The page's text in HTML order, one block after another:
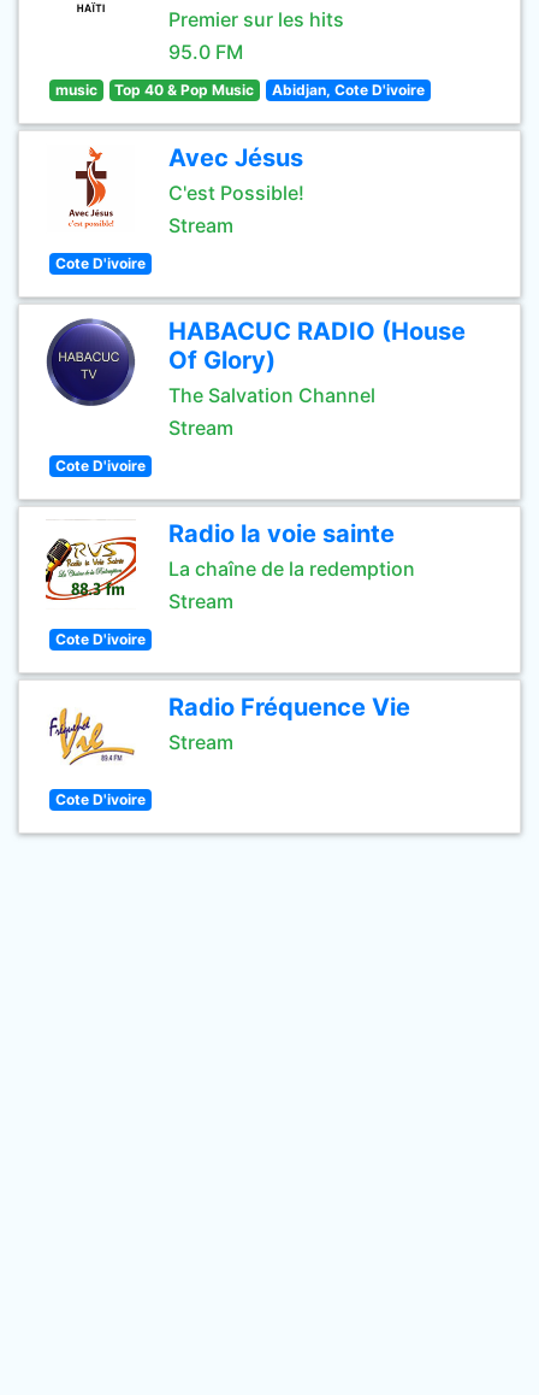
Premier sur les hits
95.0 FM
music Top 40 & Pop Music Abidjan, Cote D'ivoire
Avec Jésus
C'est Possible!
Stream
Cote D'ivoire
HABACUC RADIO (House
Of Glory)
The Salvation Channel
Stream
Cote D'ivoire
Radio la voie sainte
La chaîne de la redemption
Stream
Cote D'ivoire
Radio Fréquence Vie
Stream
Cote D'ivoire